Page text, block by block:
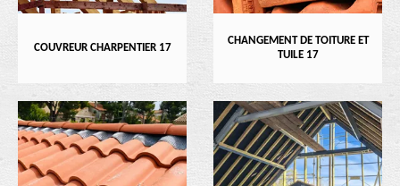
COUVREUR CHARPENTIER 17
CHANGEMENT DE TOITURE ET
TUILE 17